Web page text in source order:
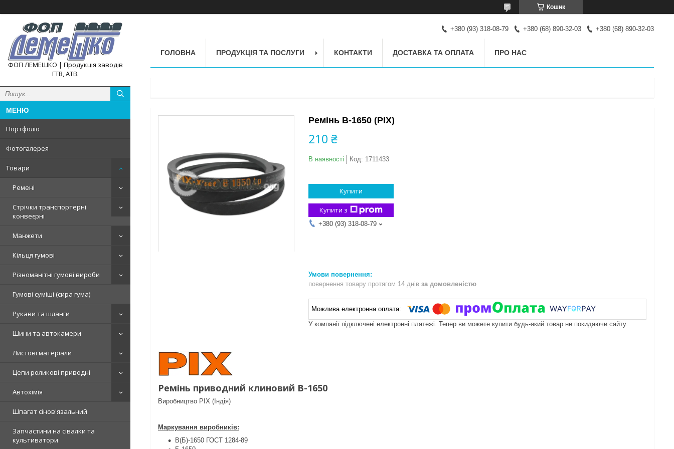
Кошик
ФОП ЛЕМЕШКО | Продукція заводів
ГТВ, АТВ.
Портфоліо
Фотогалерея
Товари
Ремені
Стрічки транспортерні
конвеєрні
Манжети
Кільця гумові
Різноманітні гумові вироби
Гумові суміші (сира гума)
Рукави та шланги
Шини та автокамери
Листові матеріали
Цепи роликові приводні
Автохімія
Шпагат сінов'язальний
Запчастини на сівалки та
культиватори
+380 (93) 318-08-79 +380 (68) 890-32-03 +380 (68) 890-32-03
ГОЛОВНА ПРОДУКЦІЯ ТА ПОСЛУГИ КОНТАКТИ ДОСТАВКА ТА ОПЛАТА ПРО НАС
Ремінь B-1650 (PIX)
210 ₴
В наявності Код: 1711433
Купити
Купити з
+380 (93) 318-08-79
повернення товару протягом 14 днів за домовленістю
У компанії підключені електронні платежі. Тепер ви можете купити будь-який товар не покидаючи сайту.
Ремінь приводний клиновий B-1650
Виробництво PIX (Індія)
Маркування виробників:
B(Б)-1650 ГОСТ 1284-89